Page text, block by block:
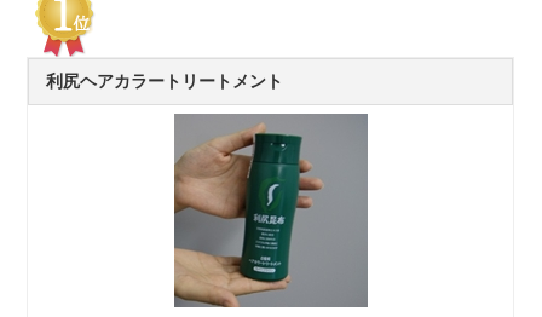
利尻ヘアカラートリートメント